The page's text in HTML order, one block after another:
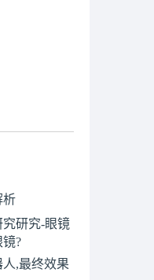
析
研究-眼镜
镜?
,最终效果